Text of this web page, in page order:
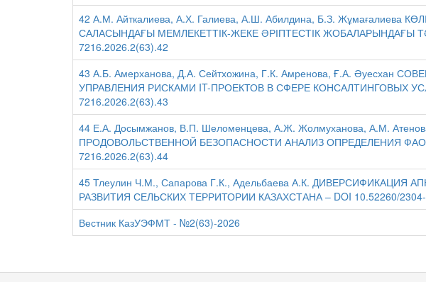
42 А.М. Айткалиева, А.Х. Галиева, А.Ш. Абилдина, Б.З. Жұмағалиева
САЛАСЫНДАҒЫ МЕМЛЕКЕТТІК-ЖЕКЕ ӘРІПТЕСТІК ЖОБАЛАРЫНДАҒЫ
7216.2026.2(63).42
43 А.Б. Амерханова, Д.А. Сейтхожина, Г.К. Амренова, Ғ.А. Әуесхан
УПРАВЛЕНИЯ РИСКАМИ IT-ПРОЕКТОВ В СФЕРЕ КОНСАЛТИНГОВЫХ
7216.2026.2(63).43
44 Е.А. Досымжанов, В.П. Шеломенцева, А.Ж. Жолмуханова, А.М.
ПРОДОВОЛЬСТВЕННОЙ БЕЗОПАСНОСТИ АНАЛИЗ ОПРЕДЕЛЕНИЯ ФАО
7216.2026.2(63).44
45 Тлеулин Ч.М., Сапарова Г.К., Адельбаева А.К. ДИВЕРСИФИКАЦИЯ
РАЗВИТИЯ СЕЛЬСКИХ ТЕРРИТОРИИ КАЗАХСТАНА – DOI 10.52260/2304-
Вестник КазУЭФМТ - №2(63)-2026